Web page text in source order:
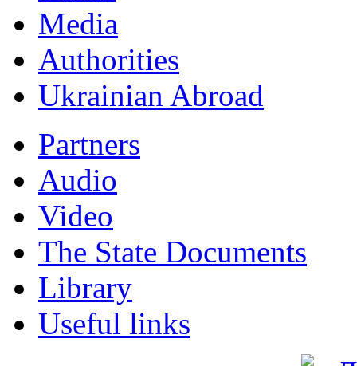
Мedia
Authorities
Ukrainian Abroad
Partners
Audio
Video
The State Documents
Library
Useful links